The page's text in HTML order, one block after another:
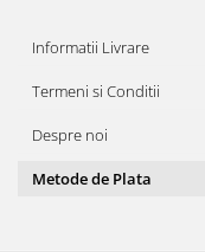
Informatii Livrare
Termeni si Conditii
Despre noi
Metode de Plata